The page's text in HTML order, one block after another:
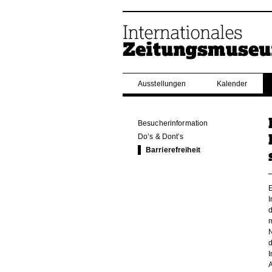
Ausstellungen Kalender
Besucherinformation
Do’s & Dont’s
Barrierefreiheit